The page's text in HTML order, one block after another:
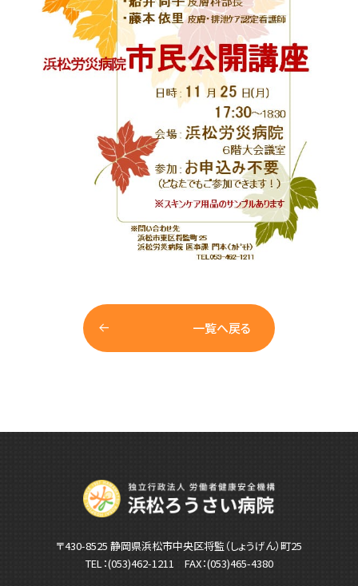
一覧へ戻る
〒430-8525 静岡県浜松市中央区将監（しょうげん）町25
TEL：(053)462-1211 FAX：(053)465-4380